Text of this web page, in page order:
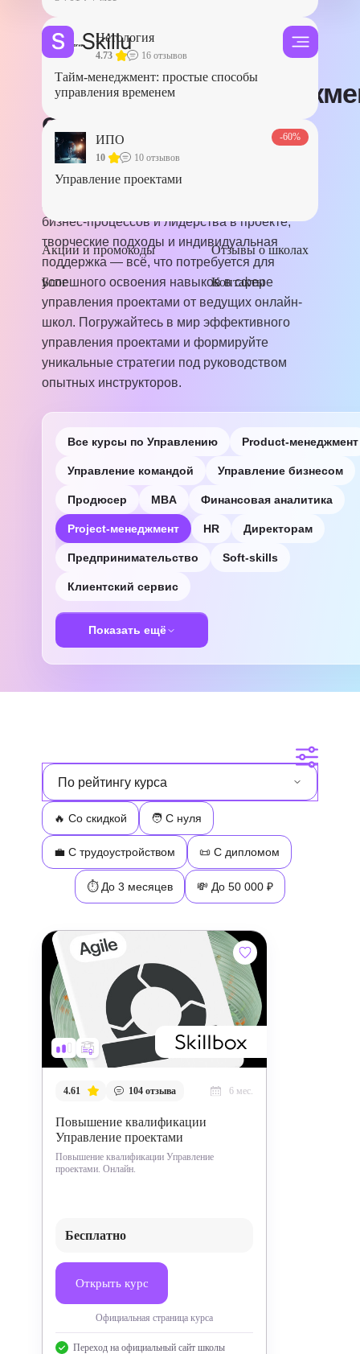
Нетология
4.73 16 отзывов
Тайм-менеджмент: простые способы
управления временем
ИПО
10 10 отзывов
Управление проектами
-60%
Акции и промокоды Отзывы о школах
Блог Контакты
Главная Все курсы/ Управление Project-менеджмент
Курсы Project-
онлайн
Эксклюзивный выбор курсов по Project-
менеджменту: передовые методики в области
бизнес-процессов и лидерства в проекте,
творческие подходы и индивидуальная
поддержка — всё, что потребуется для
успешного освоения навыков в сфере
управления проектами от ведущих онлайн-
школ. Погружайтесь в мир эффективного
управления проектами и формируйте
уникальные стратегии под руководством
опытных инструкторов.
Все курсы по Управлению Product-менеджмент
Управление командой Управление бизнесом
Продюсер MBA Финансовая аналитика
Project-менеджмент HR Директорам
Предпринимательство Soft-skills
Клиентский сервис
Показать ещё
По рейтингу курса
🔥 Со скидкой 🧑 С нуля
💼 С трудоустройством 📜 С дипломом
⏱ До 3 месяцев 💸 До 50 000 ₽
4.61 104 отзыва 6 мес.
Повышение квалификации
Управление проектами
Повышение квалификации Управление
проектами. Онлайн.
Бесплатно
Открыть курс
Официальная страница курса
Переход на официальный сайт школы